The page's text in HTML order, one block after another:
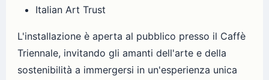
Italian Art Trust
L'installazione è aperta al pubblico presso il Caffè
Triennale, invitando gli amanti dell'arte e della
sostenibilità a immergersi in un'esperienza unica